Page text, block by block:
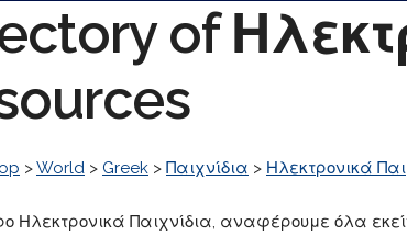
of
>World > Greek > Παιχνίδια > Ηλεκτρονικά
Ηλεκτρονικά Παιχνίδια, αναφέρουμε όλα